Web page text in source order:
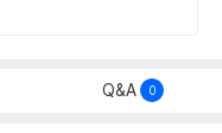
Q&A 0